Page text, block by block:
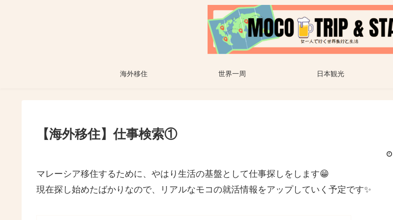
海外移住 世界一周 日本観光
【海外移住】仕事検索①
マレーシア移住するために、やはり生活の基盤として仕事探しをします😁
現在探し始めたばかりなので、リアルなモコの就活情報をアップしていく予定です✨